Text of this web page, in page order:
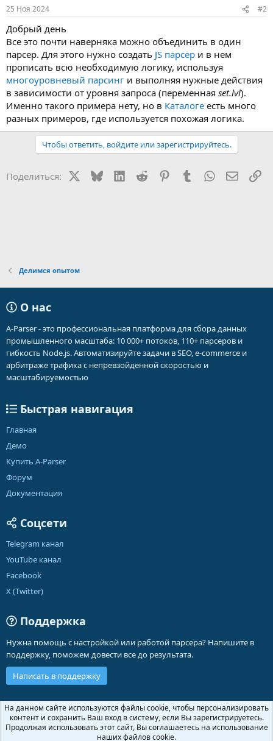
25 Ноя 2024 #2
Добрый день
Все это почти наверняка можно объединить в один
парсер. Для этого нужно создать JS парсер и в нем
прописать всю необходимую логику, используя
многоуровневый парсинг и выполняя нужные действия
в зависимости от уровня запроса (переменная set.lvl).
Именно такого примера нету, но в Каталоге есть много
разных примеров, где используется похожая логика.
Чтобы ответить, войдите или зарегистрируйтесь.
Поделиться: BlueskyLinkedIn
Reddit PinterestTumblr WhatsApp
Делимся опытом
О нас
A-Parser - это профессиональная платформа для сбора данных
промышленного масштаба: 10 000+ потоков, 110+ парсеров и
гибкость Node.js. Автоматизируйте задачи в SEO, e-commerce и
арбитраже трафика с непревзойденной скоростью и
масштабируемостью
Быстрая навигация
Главная
Демо
Купить A-Parser
Форум
Документация
Соцсети
Telegram канал
YouTube канал
Facebook
X (Twitter)
Поддержка
Нужна помощь с настройкой или работой парсера? Напишите в
поддержку, поможем довести все до результата.
Написать в поддержку
Russian (RU)
Обратная связь
Условия и правила
Политика конфиденциальности
Помощь
На данном сайте используются файлы cookie, чтобы персонализировать
контент и сохранить Ваш вход в систему, если Вы зарегистрируетесь.
Продолжая использовать этот сайт, Вы соглашаетесь на использование
наших файлов cookie.